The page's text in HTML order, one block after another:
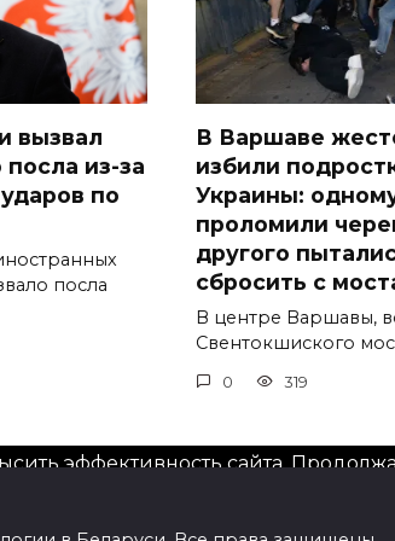
вызвал
посла из-за
по
посла
В Варшаве
избили
Украины:
проломили
другого
сбросить с
В центре Варшавы,
Свентокшиского
0 319
эффективность сайта.